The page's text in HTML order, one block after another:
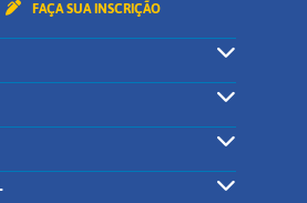
FAÇA SUA INSCRIÇÃO